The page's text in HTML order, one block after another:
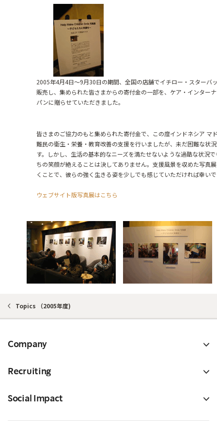
2005年4月4日～9月30日の期間、全国の店舗でイチロー・スターバ
販売し、集められた皆さまからの寄付金の一部を、ケア・インター
パンに贈らせていただきました。
皆さまのご協力のもと集められた寄付金で、この度インドネシア マ
難民の衛生・栄養・教育改善の支援を行いましたが、未だ困難な状
す。しかし、生活の基本的なニーズを満たせないような過酷な状況
ちの笑顔が絶えることは決してありません。支援風景を収めた写真
くことで、彼らの強く生きる姿を少しでも感じていただければ幸い
ウェブサイト版写真展はこちら
Topics （2005年度)
Company
Recruiting
Social Impact